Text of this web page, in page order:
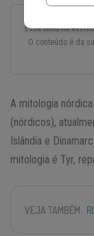
Esse texto foi
O conteúdo é da
A mitologia
(nórdicos),
Islândia e
mitologia é Tyr,
VEJA TAMBÉM